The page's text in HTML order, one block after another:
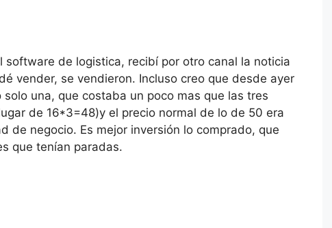
de logistica, recibí por otro canal la noticia
vender, se vendieron. Incluso creo que desde ayer
una, que costaba un poco mas que las tres
de 16*3=48)y el precio normal de lo de 50 era
de negocio. Es mejor inversión lo comprado, que
que tenían paradas.